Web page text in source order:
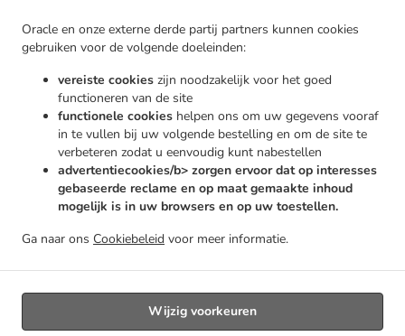
Oracle en onze externe derde partij partners kunnen cookies
gebruiken voor de volgende doeleinden:
vereiste cookies zijn noodzakelijk voor het goed
functioneren van de site
functionele cookies helpen ons om uw gegevens vooraf
in te vullen bij uw volgende bestelling en om de site te
verbeteren zodat u eenvoudig kunt nabestellen
advertentiecookies/b> zorgen ervoor dat op interesses
gebaseerde reclame en op maat gemaakte inhoud
mogelijk is in uw browsers en op uw toestellen.
Ga naar ons Cookiebeleid voor meer informatie.
Wijzig voorkeuren
Zolder Heusden
Japans eten bezorgen Zolder
Japans eten bezorgen Houthalen-
Helchteren Houthalen . Japans eten bezorgen Houthalen-Helchteren Helchteren
eten bezorgen Zonhoven
Japans eten bezorgen Lummen Zolder
Lummen Heusden
. Japans eten bezorgen Lummen Kermt . Japans eten bezorgen
Lummen Beringen
. Japans eten bezorgen Lummen . Japans eten bezorgen Koersel
Japans eten bezorgen Hechtel-Eksel Hechtel . Japans eten bezorgen Hechtel-Eksel
Japans eten bezorgen Heusden (Limb.)
Japans eten bezorgen Lommel Zolder
eten bezorgen Lommel
Japans eten bezorgen Leopoldsburg Heppen .
.
Online eten bestellen, voor afhaal en bezorging